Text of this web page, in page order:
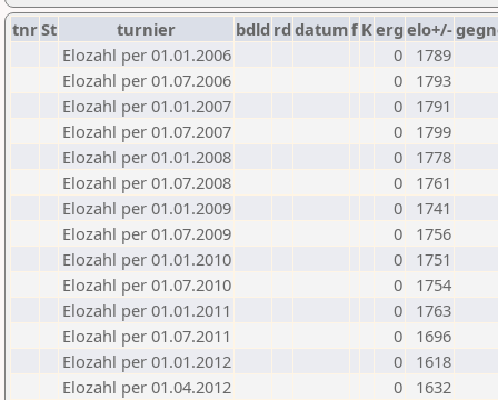
tnrSt turnier bdld rd datumf Kerg elo+/-
Elozahl per 01.01.2006
0
1789
Elozahl per 01.07.2006
0
1793
Elozahl per 01.01.2007
0
1791
Elozahl per 01.07.2007
0
1799
Elozahl per 01.01.2008
0
1778
Elozahl per 01.07.2008
0
1761
Elozahl per 01.01.2009
0
1741
Elozahl per 01.07.2009
0
1756
Elozahl per 01.01.2010
0
1751
Elozahl per 01.07.2010
0
1754
Elozahl per 01.01.2011
0
1763
Elozahl per 01.07.2011
0
1696
Elozahl per 01.01.2012
0
1618
Elozahl per 01.04.2012
0
1632